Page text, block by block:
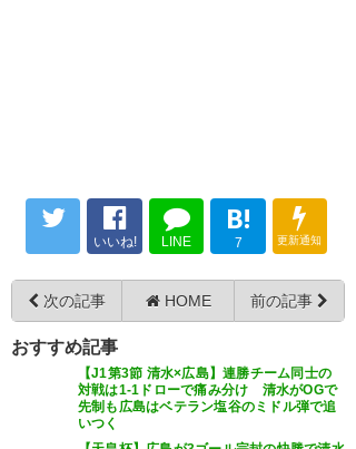
いいね! LINE
B!
7 更新通知
次の記事 HOME 前の記事
おすすめ記事
【J1第3節 清水×広島】連勝チーム同士の
対戦は1-1ドローで痛み分け 清水がOGで
先制も広島はベテラン塩谷のミドル弾で追
いつく